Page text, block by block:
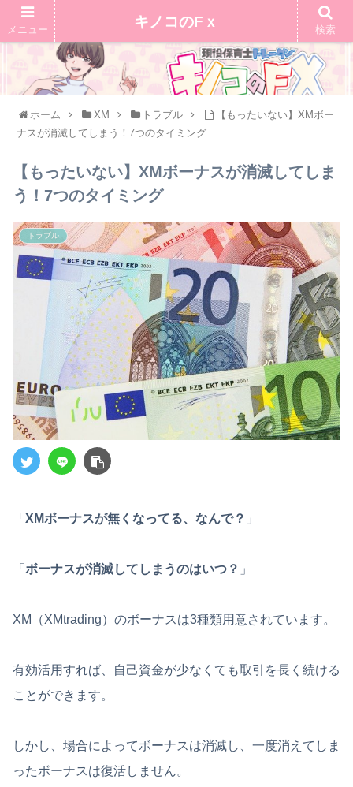
ホーム XM トラブル
【もったいない】XMボー
ナスが消滅してしまう！7つのタイミング
【もったいない】XMボーナスが消滅してしま
う！7つのタイミング
トラブル
「 XMボーナスが無くなってる、なんで？ 」
「 ボーナスが消滅してしまうのはいつ？ 」
XM（XMtrading）のボーナスは3種類用意されています。
有効活用すれば、自己資金が少なくても取引を長く続ける
ことができます。
しかし、場合によってボーナスは消滅し、一度消えてしま
ったボーナスは復活しません。
メニュー キノコのFｘ 検索